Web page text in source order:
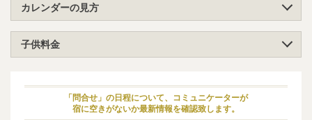
カレンダーの見方
子供料金
小学生（低学年） 大人料金の100%
-
「問合せ」の日程について、コミュニケーターが
宿に空きがないか最新情報を確認致します。